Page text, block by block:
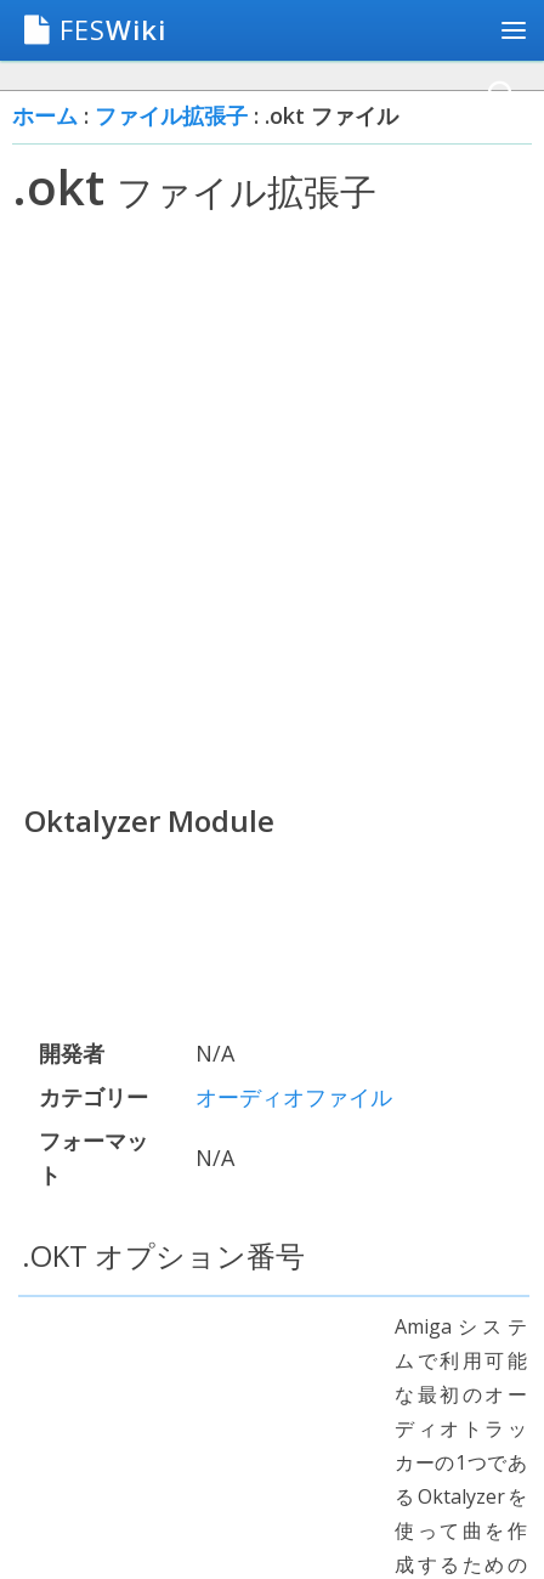
FESWiki
ホーム : ファイル拡張子 : .okt ファイル
.okt ファイル拡張子
Oktalyzer Module
開発者
N/A
カテゴリー
オーディオファイル
フォーマッ
ト
N/A
.OKT オプション番号
Amigaシステ
ムで利用可能
な最初のオー
ディオトラッ
カーの1つであ
るOktalyzerを
使って曲を作
成するための